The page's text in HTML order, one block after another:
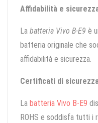
Affidabilità e
La batteria Vivo B-E9 è
batteria originale che
affidabilità e sicurezza.
Certificati di
La batteria Vivo B-E9
ROHS e soddisfa tutti i